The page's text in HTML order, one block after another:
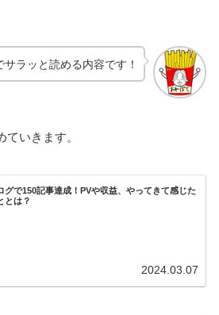
サラッと読める内容です ！
いきます。
グで150記事達成！PVや収益、やってきて感じた
とは？
2024.03.07